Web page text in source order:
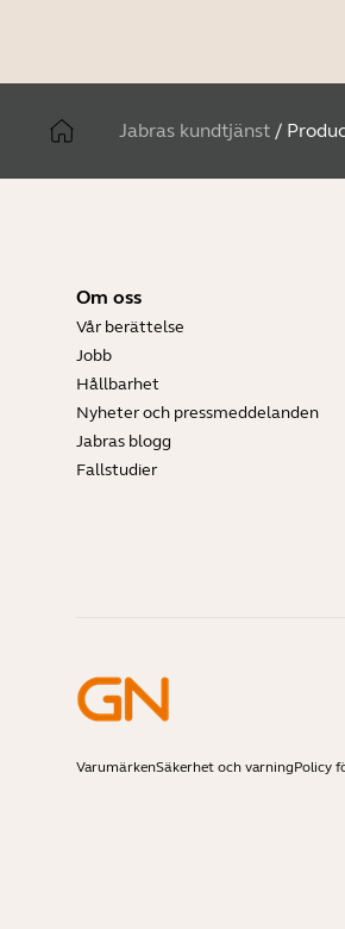
Jabras kundtjänst /
Om oss
Vår berättelse
Jobb
Hållbarhet
Nyheter och pressmeddelanden
Jabras blogg
Fallstudier
VarumärkenSäkerhet och varningPolicy